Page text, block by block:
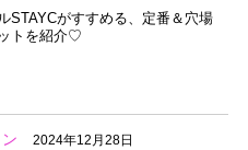
STAYCがすすめる、定番＆穴場
トを紹介♡
2024年12月28日